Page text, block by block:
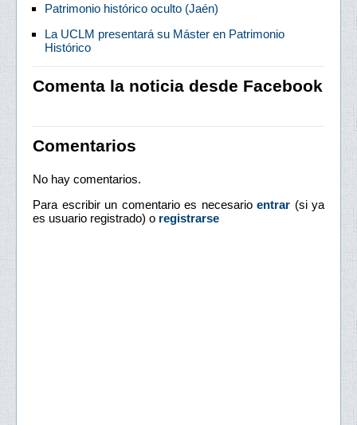
Patrimonio histórico oculto (Jaén)
La UCLM presentará su Máster en Patrimonio
Histórico
Comenta la noticia desde Facebook
Comentarios
No hay comentarios.
Para escribir un comentario es necesario entrar (si ya
es usuario registrado) o registrarse